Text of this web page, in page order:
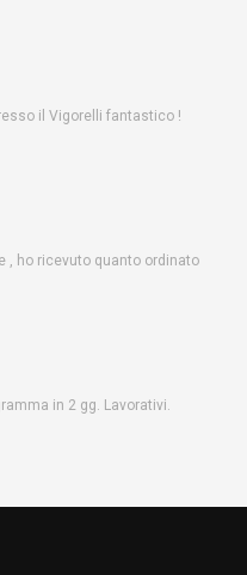
il Vigorelli fantastico !
, ho ricevuto quanto ordinato
in 2 gg. Lavorativi.